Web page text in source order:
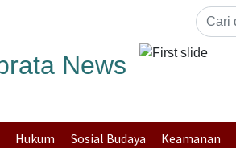
Hukum Sosial Budaya Keamanan